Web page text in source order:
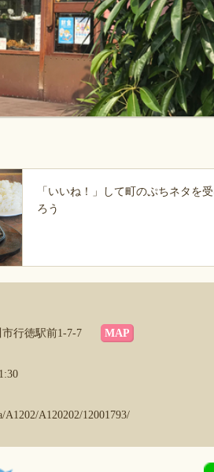
「いいね！」して町のぷちネタを
ろう
市行徳駅前1-7-7
MAP
A1202/A120202/12001793/